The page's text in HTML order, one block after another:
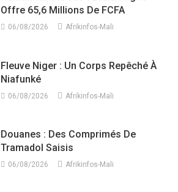
Offre 65,6 Millions De FCFA
06/08/2026 Afrikinfos-Mali
Fleuve Niger : Un Corps Repêché À
Niafunké
06/08/2026 Afrikinfos-Mali
Douanes : Des Comprimés De
Tramadol Saisis
06/08/2026 Afrikinfos-Mali